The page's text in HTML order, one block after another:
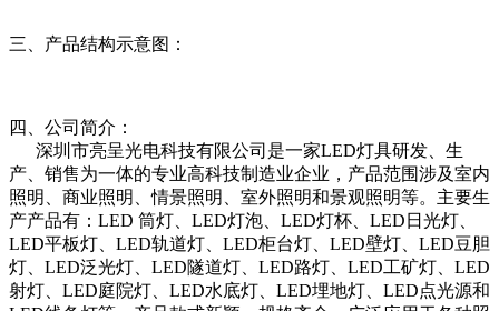
三、产品结构示意图：
四、公司简介：
深圳市亮呈光电科技有限公司是一家LED灯具研发、生
产、销售为一体的专业高科技制造业企业，产品范围涉及室内
照明、商业照明、情景照明、室外照明和景观照明等。主要生
产产品有：LED 筒灯、LED灯泡、LED灯杯、LED日光灯、
LED平板灯、LED轨道灯、LED柜台灯、LED壁灯、LED豆胆
灯、LED泛光灯、LED隧道灯、LED路灯、LED工矿灯、LED
射灯、LED庭院灯、LED水底灯、LED埋地灯、LED点光源和